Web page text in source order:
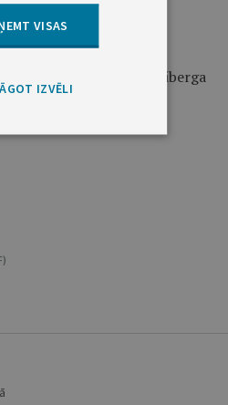
1.jūlijā.
1.jūnijā.
prezidente V.Vīķe-Freiberga
VISAS
IZVĒLI